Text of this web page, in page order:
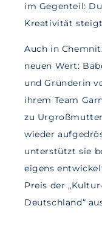
im Gegenteil:
Kreativität
Auch in
neuen Wert:
und Gründerin
ihrem Team
zu
wieder
unterstützt sie
eigens
Preis der
Deutschland“